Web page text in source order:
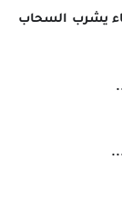
يشرب السحاب